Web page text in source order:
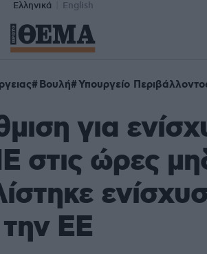
Ελληνικά English
Βουλή Υπουργείο
για
ώρες
ΕΕ